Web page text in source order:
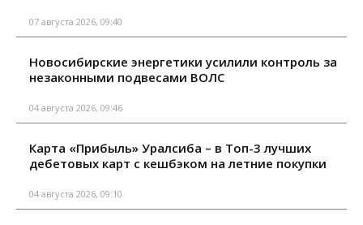
07 августа 2026, 09:40
Новосибирские энергетики усилили контроль за
незаконными подвесами ВОЛС
04 августа 2026, 09:46
Карта «Прибыль» Уралсиба – в Топ-3 лучших
дебетовых карт с кешбэком на летние покупки
04 августа 2026, 09:10